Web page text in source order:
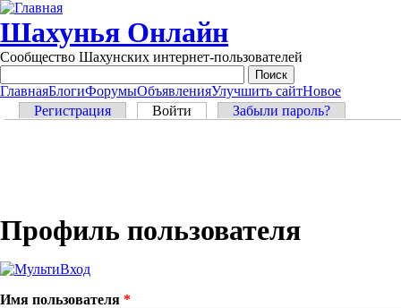
Перейти к основному содержанию
Шахунья Онлайн
Сообщество Шахунских интернет-пользователей
Main menu
ГлавнаяБлогиФорумыОбъявленияУлучшить сайтНовое
Главные вкладки
Регистрация Войти (активная вкладка)
Забыли пароль?
Профиль пользователя
Имя пользователя *